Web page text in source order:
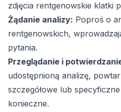
zdjęcia rentgenowskie klatki
Żądanie analizy: Poproś o
rentgenowskich,
pytania.
Przeglądanie i
udostępnioną analizę,
szczegółowe lub
konieczne.